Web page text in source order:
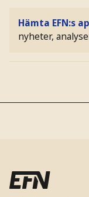
Hämta EFN:s
nyheter,